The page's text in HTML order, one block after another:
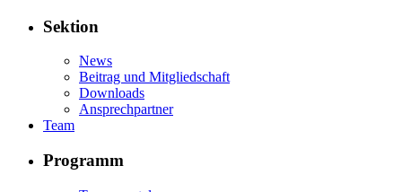
Sektion
News
Beitrag und Mitgliedschaft
Downloads
Ansprechpartner
Team
Programm